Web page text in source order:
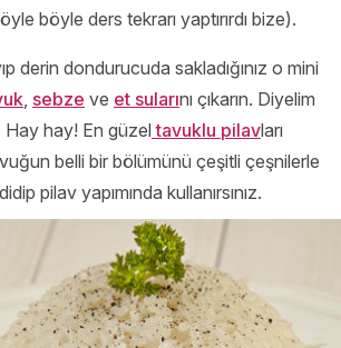
böyle ders tekrarı yaptırırdı bize).
derin dondurucuda sakladığınız o mini
sebze ve et sularını çıkarın. Diyelim
Hay hay! En güzel tavuklu pilavları
belli bir bölümünü çeşitli çeşnilerle
pilav yapımında kullanırsınız.